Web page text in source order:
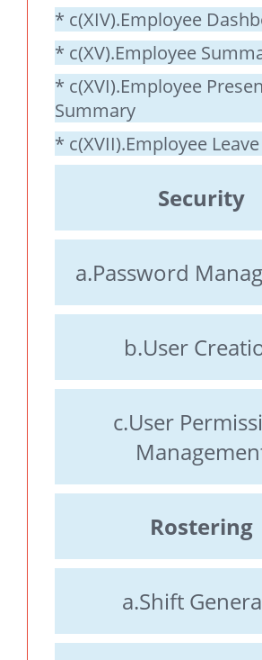
* c(XIV).Employee
* c(XV).Employee
* c(XVI).Employee
Summary
* c(XVII).Employee
Security
a.Password
b.User
c.User
Rostering
a.Shift